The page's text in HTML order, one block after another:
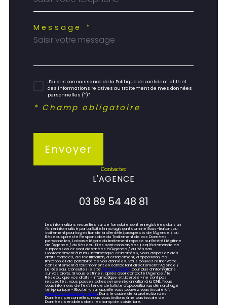
Message *
J'ai pris connaissance de la Politique de confidentialité et
des informations relatives au traitement de mes données
personnelles (*)*
* Champ obligatoire
Envoyer
contacter
L'AGENCE
03 89 54 48 81
Les informations recueillies sur ce formulaire sont enregistrées dans un
fichier informatisé par La Boite Immo agissant comme Sous-traitant du
traitement pour la gestion de la clientèle/prospects de l'Agence / du
Réseau qui reste Responsable du Traitement de vos Données
personnelles. La base légale du traitement repose sur l'intérêt légitime
de l'Agence / du Réseau. Elles sont conservées jusqu'à demande de
suppression et sont destinées à l'Agence / au Réseau.
Conformément à la loi « informatique et libertés », vous disposez des
droits d’accès, de rectification, d’effacement, d’opposition, de
limitation et de portabilité de vos données. Vous pouvez retirer votre
consentement à tout moment en contactant directement l’Agence /
Le Réseau. Consultez le sitehttps://cnil.fr/frpour plus d’informations
sur vos droits. Si vous estimez, après avoir contacté l'Agence / le
Réseau, que vos droits « Informatique et Libertés » ne sont pas
respectés, vous pouvez adresser une réclamation à la CNIL. Nous
vous informons de l’existence de la liste d'opposition au démarchage
téléphonique « Bloctel », sur laquelle vous pouvez vous inscrire ici :
https://www.bloctel.gouv.fr. Dans le cadre de la protection des
Données personnelles, nous vous invitons à ne pas inscrire de
Données sensibles dans le champ de saisie libre.